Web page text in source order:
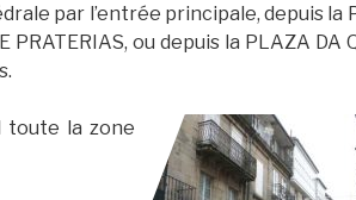
par l’entrée principale, depuis la
PRATERIAS, ou depuis la PLAZA DA
toute la zone